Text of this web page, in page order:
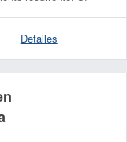
Detalles